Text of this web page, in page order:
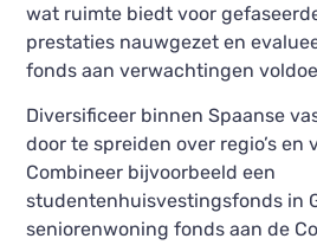
wat ruimte biedt voor
prestaties nauwgezet en
fonds aan verwachtingen
Diversificeer binnen Spaanse
door te spreiden over regio’s en
Combineer bijvoorbeeld een
studentenhuisvestingsfonds in
seniorenwoning fonds aan de